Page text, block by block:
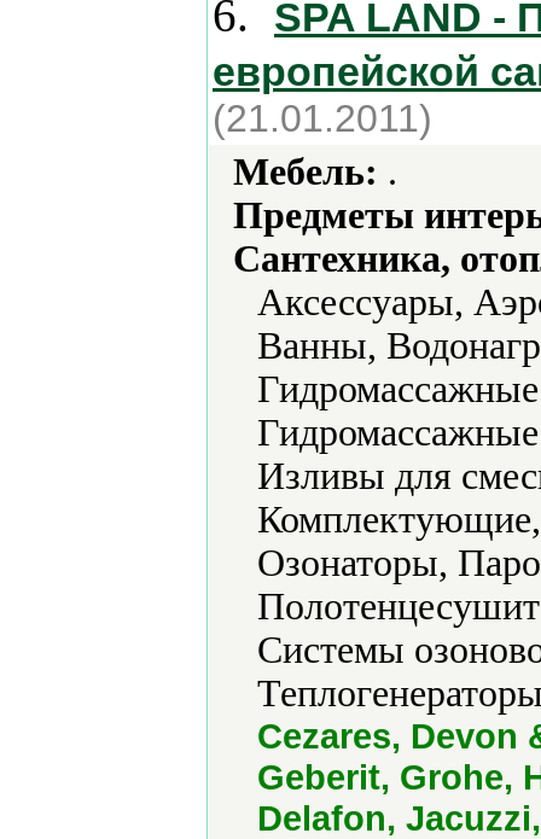
6.
SPA LAND -
европейской
(21.01.2011)
Мебель: .
Предметы
Сантехника,
Аксессуары,
Ванны,
Изливы для
Озонаторы,
Системы
Cezares, Devon
Geberit, Grohe,
Delafon,